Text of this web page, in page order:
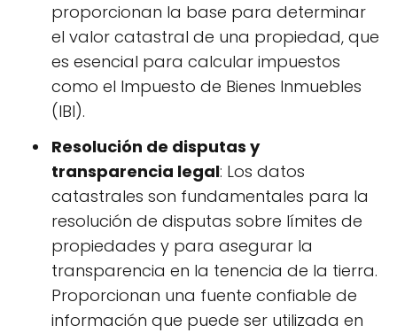
proporcionan la base para determinar
el valor catastral de una propiedad, que
es esencial para calcular impuestos
como el Impuesto de Bienes Inmuebles
(IBI).
Resolución de disputas y
transparencia legal: Los datos
catastrales son fundamentales para la
resolución de disputas sobre límites de
propiedades y para asegurar la
transparencia en la tenencia de la tierra.
Proporcionan una fuente confiable de
información que puede ser utilizada en